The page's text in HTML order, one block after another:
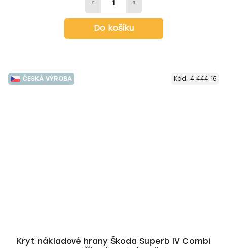
Do košíku
ČESKÁ VÝROBA
Kryt nákladové hrany Škoda Superb IV Combi
Kód: 4 444 15